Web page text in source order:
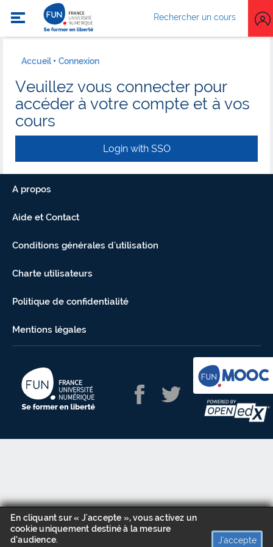
Rechercher un cours
En cliquant sur « J'accepte », vous activez un
cookie uniquement destiné à la mesure
d’audience.
J'accepte
Accueil Connexion
Veuillez vous connecter pour
accéder à votre compte et à vos
cours
Login with SSO
A propos
Aide et Contact
Conditions générales d'utilisation
Charte utilisateurs
Politique de confidentialité
Mentions légales